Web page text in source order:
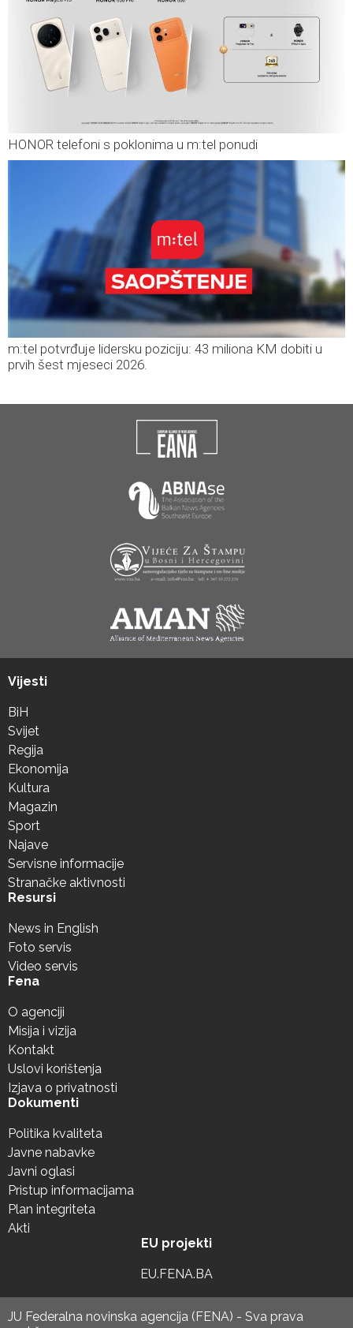
HONOR telefoni s poklonima u m:tel ponudi
m:tel potvrđuje lidersku poziciju: 43 miliona KM dobiti u
prvih šest mjeseci 2026.
Vijesti
BiH
Svijet
Regija
Ekonomija
Kultura
Magazin
Sport
Najave
Servisne informacije
Stranačke aktivnosti
Resursi
News in English
Foto servis
Video servis
Fena
O agenciji
Misija i vizija
Kontakt
Uslovi korištenja
Izjava o privatnosti
Dokumenti
Politika kvaliteta
Javne nabavke
Javni oglasi
Pristup informacijama
Plan integriteta
Akti
EU projekti
EU.FENA.BA
JU Federalna novinska agencija (FENA) - Sva prava